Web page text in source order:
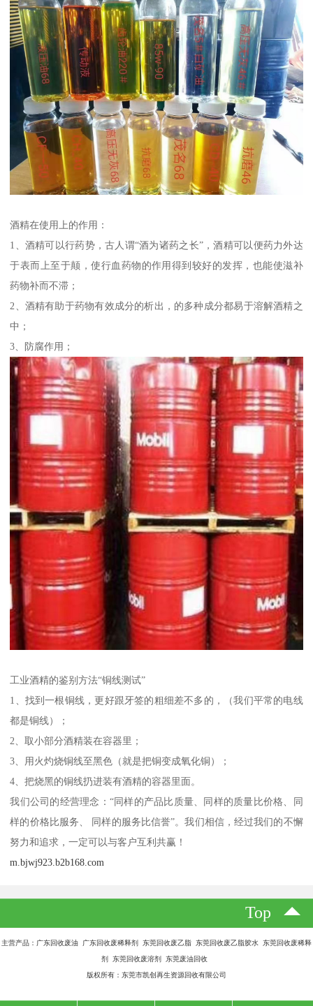
酒精在使用上的作用：
1、酒精可以行药势，古人谓“酒为诸药之长”，酒精可以便药力外达
于表而上至于颠，使行血药物的作用得到较好的发挥，也能使滋补
药物补而不滞；
2、酒精有助于药物有效成分的析出，的多种成分都易于溶解酒精之
中；
3、防腐作用；
工业酒精的鉴别方法“铜线测试”
1、找到一根铜线，更好跟牙签的粗细差不多的，（我们平常的电线
都是铜线）；
2、取小部分酒精装在容器里；
3、用火灼烧铜线至黑色（就是把铜变成氧化铜）；
4、把烧黑的铜线扔进装有酒精的容器里面。
我们公司的经营理念：“同样的产品比质量、同样的质量比价格、同
样的价格比服务、 同样的服务比信誉”。我们相信，经过我们的不懈
努力和追求，一定可以与客户互利共赢！
m.bjwj923.b2b168.com
Top
主营产品：广东回收废油 广东回收废稀释剂 东莞回收废乙脂 东莞回收废乙脂胶水 东莞回收废稀释
剂 东莞回收废溶剂 东莞废油回收
版权所有：东莞市凯创再生资源回收有限公司